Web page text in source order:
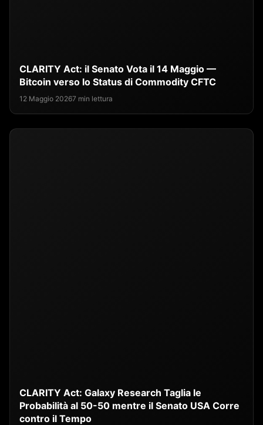
CLARITY Act: il Senato Vota il 14 Maggio —
Bitcoin verso lo Status di Commodity CFTC
12 Maggio 20267 min lettura
CLARITY Act: Galaxy Research Taglia le
Probabilità al 50-50 mentre il Senato USA Corre
contro il Tempo